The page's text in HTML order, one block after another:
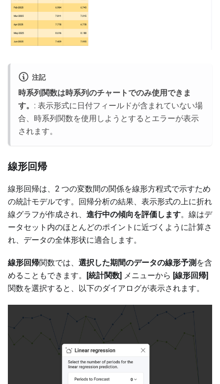
注記
時系列関数は時系列のチャートでのみ使用できま
す。 : 表示形式に日付フィールドが含まれていない場
合、時系列関数を使用しようとするとエラーが表示
されます。
線形回帰
線形回帰は、2 つの変数間の関係を線形方程式で示すため
の統計モデルです。回帰分析の結果、表示形式の上に折れ
線グラフが作成され、 進行中の傾向を評価します。線はデ
ータセット内のほとんどのポイントに近づくように計算さ
れ、データの全体形状に適合します。
線形回帰関数では、 選択した期間のデータの線形予測 を含
めることもできます。
[統計関数] メニューから [線形回帰]
関数を選択すると、以下のダイアログが表示されます。